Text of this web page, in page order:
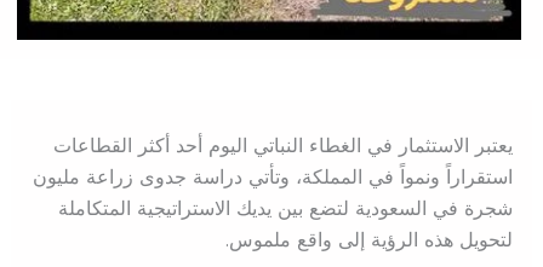
يعتبر الاستثمار في الغطاء النباتي اليوم أحد أكثر القطاعات
استقراراً ونمواً في المملكة، وتأتي دراسة جدوى زراعة مليون
شجرة في السعودية لتضع بين يديك الاستراتيجية المتكاملة
لتحويل هذه الرؤية إلى واقع ملموس.